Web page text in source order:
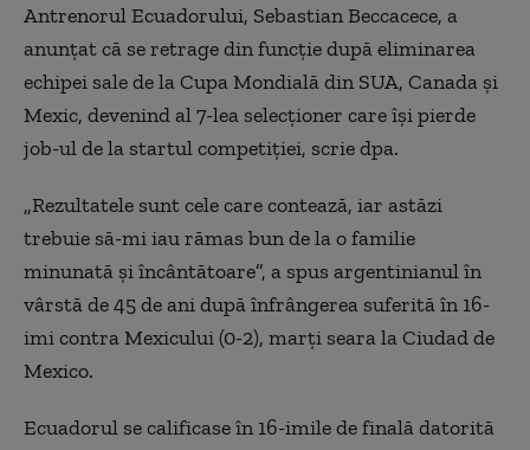
Antrenorul Ecuadorului, Sebastian Beccacece, a
anunţat că se retrage din funcţie după eliminarea
echipei sale de la Cupa Mondială din SUA, Canada şi
Mexic, devenind al 7-lea selecţioner care îşi pierde
job-ul de la startul competiţiei, scrie dpa.
„Rezultatele sunt cele care contează, iar astăzi
trebuie să-mi iau rămas bun de la o familie
minunată şi încântătoare”, a spus argentinianul în
vârstă de 45 de ani după înfrângerea suferită în 16-
imi contra Mexicului (0-2), marţi seara la Ciudad de
Mexico.
Ecuadorul se calificase în 16-imile de finală datorită